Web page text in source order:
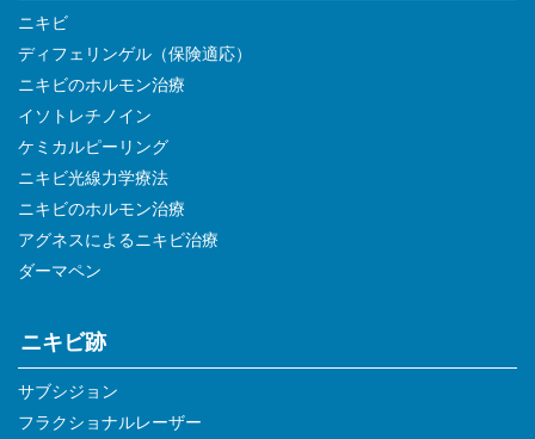
ニキビ
ディフェリンゲル（保険適応）
ニキビのホルモン治療
イソトレチノイン
ケミカルピーリング
ニキビ光線力学療法
ニキビのホルモン治療
アグネスによるニキビ治療
ダーマペン
ニキビ跡
サブシジョン
フラクショナルレーザー